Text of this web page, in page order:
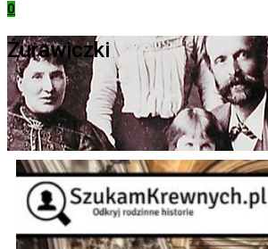
0
Żurawiczki